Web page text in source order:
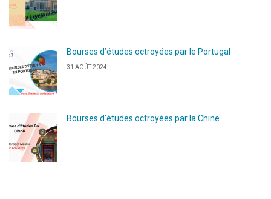
Bourses d’études octroyées par le Portugal
31 AOÛT 2024
Bourses d’études octroyées par la Chine